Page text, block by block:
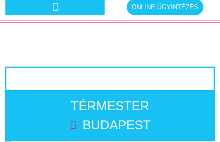
ONLINE ÜGYINTÉZÉS
TÉRMESTER
BUDAPEST